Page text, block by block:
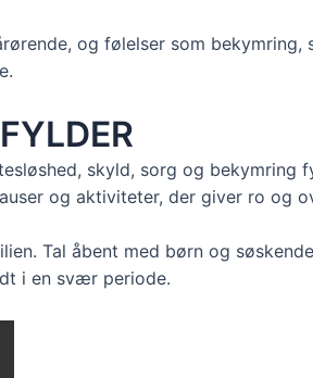
og følelser som
skyld, sorg og
og aktiviteter, der giver ro og
Tal åbent med børn og
i en svær periode.